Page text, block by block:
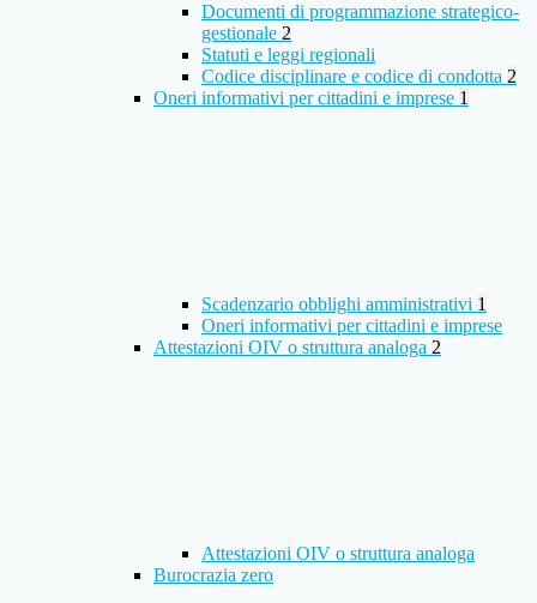
Documenti di programmazione strategico-
gestionale 2
Statuti e leggi regionali
Codice disciplinare e codice di condotta 2
Oneri informativi per cittadini e imprese 1
Scadenzario obblighi amministrativi 1
Oneri informativi per cittadini e imprese
Attestazioni OIV o struttura analoga 2
Attestazioni OIV o struttura analoga
Burocrazia zero